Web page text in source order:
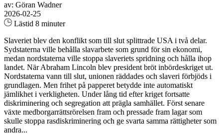
av: Göran Wadner
2026-02-25
Lästid 8 minuter
Slaveriet blev den konflikt som till slut splittrade USA i två delar.
Sydstaterna ville behålla slavarbete som grund för sin ekonomi,
medan nordstaterna ville stoppa slaveriets spridning och hålla ihop
landet. När Abraham Lincoln blev president bröt inbördeskriget ut.
Nordstaterna vann till slut, unionen räddades och slaveri förbjöds i
grundlagen. Men frihet på papperet betydde inte automatiskt
jämlikhet i verkligheten. Under lång tid efter kriget fortsatte
diskriminering och segregation att prägla samhället. Först senare
växte medborgarrättsrörelsen fram och pressade fram lagar som
skulle stoppa rasdiskriminering och ge svarta samma rättigheter som
andra...